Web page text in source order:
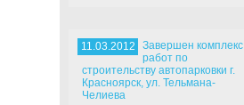
11.03.2012
Завершен комплекс
работ по
строительству автопарковки г.
Красноярск, ул. Тельмана-
Челиева